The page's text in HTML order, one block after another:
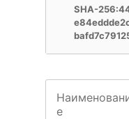
SHA-
е